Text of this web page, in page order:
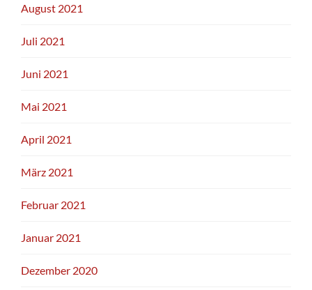
August 2021
Juli 2021
Juni 2021
Mai 2021
April 2021
März 2021
Februar 2021
Januar 2021
Dezember 2020